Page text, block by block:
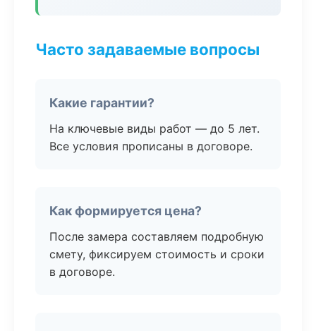
Часто задаваемые вопросы
Какие гарантии?
На ключевые виды работ — до 5 лет.
Все условия прописаны в договоре.
Как формируется цена?
После замера составляем подробную
смету, фиксируем стоимость и сроки
в договоре.